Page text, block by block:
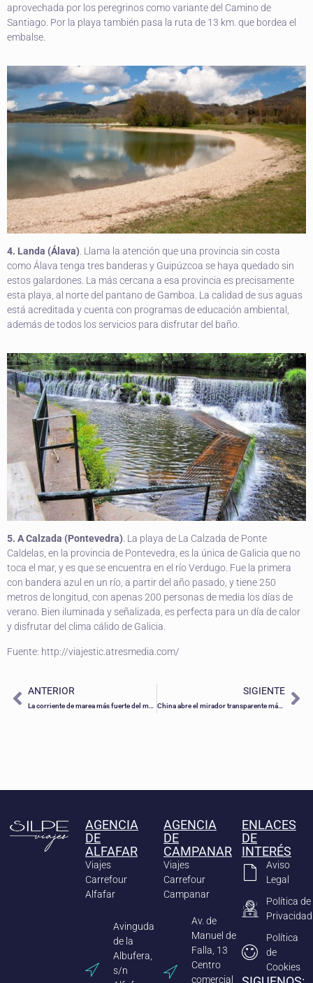
aprovechada por los peregrinos como variante del Camino de
Santiago. Por la playa también pasa la ruta de 13 km. que bordea el
embalse.
4. Landa (Álava) . Llama la atención que una provincia sin costa
como Álava tenga tres banderas y Guipúzcoa se haya quedado sin
estos galardones. La más cercana a esa provincia es precisamente
esta playa, al norte del pantano de Gamboa. La calidad de sus aguas
está acreditada y cuenta con programas de educación ambiental,
además de todos los servicios para disfrutar del baño.
5. A Calzada (Pontevedra) . La playa de La Calzada de Ponte
Caldelas, en la provincia de Pontevedra, es la única de Galicia que no
toca el mar, y es que se encuentra en el río Verdugo. Fue la primera
con bandera azul en un río, a partir del año pasado, y tiene 250
metros de longitud, con apenas 200 personas de media los días de
verano. Bien iluminada y señalizada, es perfecta para un día de calor
y disfrutar del clima cálido de Galicia.
Fuente: http://viajestic.atresmedia.com/
ANTERIOR
La corriente de marea más fuerte del mundo
SIGIENTE
China abre el mirador transparente más grande del mundo
AGENCIA
DE
ALFAFAR
Viajes
Carrefour
Alfafar
Avinguda
de la
Albufera,
s/n
AGENCIA
DE
CAMPANAR
Viajes
Carrefour
Campanar
Av. de
Manuel de
Falla, 13
Centro
comercial
ENLACES
DE
INTERÉS
Aviso
Legal
Política de
Privacidad
Política
de
Cookies